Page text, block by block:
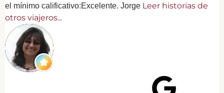
el mínimo calificativo:Excelente. Jorge Leer historias de
otros viajeros...